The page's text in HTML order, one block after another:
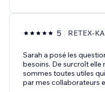
5 RETEX-
Sarah a posé les
besoins. De surcroît elle
sommes toutes utiles
par mes collaborateurs